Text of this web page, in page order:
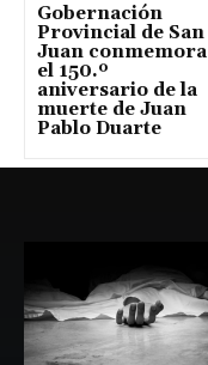
Gobernación
Provincial de San
Juan conmemora
el 150.º
aniversario de la
muerte de Juan
Pablo Duarte